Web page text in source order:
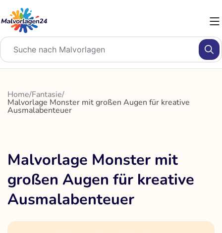
Inhalt
springen
Home/Fantasie/
Malvorlage Monster mit großen Augen für kreative
Ausmalabenteuer
Malvorlage Monster mit
großen Augen für kreative
Ausmalabenteuer